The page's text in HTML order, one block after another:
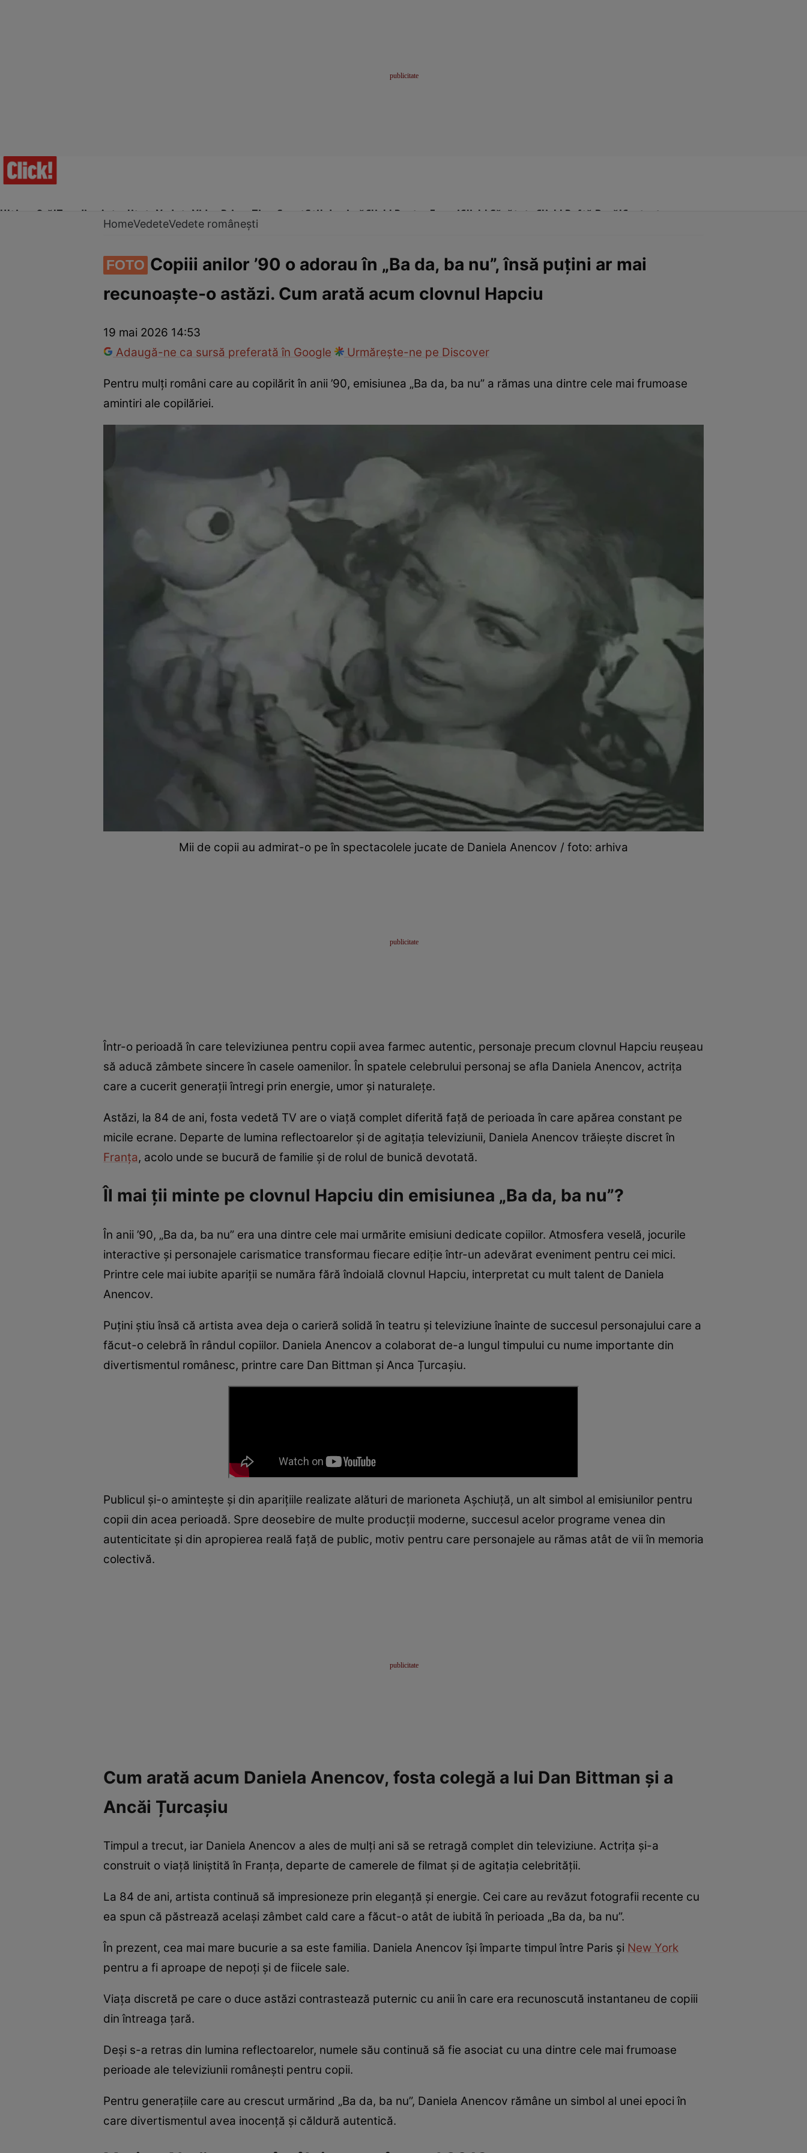
Ultima Oră!Trending Actualitate Vedete Video Prime Time SportStil de viațăClick! Pentru FemeiClick! Sănătate Click! Poftă Bună!Contact
Vedete internaționale Vedete româneștiInterviurile Click!Paparazzii Click!
HomeVedeteVedete românești
FOTO Copiii anilor ’90 o adorau în „Ba da, ba nu”, însă puțini ar mai
recunoaște-o astăzi. Cum arată acum clovnul Hapciu
19 mai 2026 14:53
Adaugă-ne ca sursă preferată în Google
Urmărește-ne pe Discover
Pentru mulți români care au copilărit în anii ’90, emisiunea „Ba da, ba nu” a rămas una dintre cele mai frumoase
amintiri ale copilăriei.
Mii de copii au admirat-o pe în spectacolele jucate de Daniela Anencov / foto: arhiva
Într-o perioadă în care televiziunea pentru copii avea farmec autentic, personaje precum clovnul Hapciu reușeau
să aducă zâmbete sincere în casele oamenilor. În spatele celebrului personaj se afla Daniela Anencov, actrița
care a cucerit generații întregi prin energie, umor și naturalețe.
Astăzi, la 84 de ani, fosta vedetă TV are o viață complet diferită față de perioada în care apărea constant pe
micile ecrane. Departe de lumina reflectoarelor și de agitația televiziunii, Daniela Anencov trăiește discret în
Franța, acolo unde se bucură de familie și de rolul de bunică devotată.
Îl mai ții minte pe clovnul Hapciu din emisiunea „Ba da, ba nu”?
În anii ’90, „Ba da, ba nu” era una dintre cele mai urmărite emisiuni dedicate copiilor. Atmosfera veselă, jocurile
interactive și personajele carismatice transformau fiecare ediție într-un adevărat eveniment pentru cei mici.
Printre cele mai iubite apariții se număra fără îndoială clovnul Hapciu, interpretat cu mult talent de Daniela
Anencov.
Puțini știu însă că artista avea deja o carieră solidă în teatru și televiziune înainte de succesul personajului care a
făcut-o celebră în rândul copiilor. Daniela Anencov a colaborat de-a lungul timpului cu nume importante din
divertismentul românesc, printre care Dan Bittman și Anca Țurcașiu.
Publicul și-o amintește și din aparițiile realizate alături de marioneta Așchiuță, un alt simbol al emisiunilor pentru
copii din acea perioadă. Spre deosebire de multe producții moderne, succesul acelor programe venea din
autenticitate și din apropierea reală față de public, motiv pentru care personajele au rămas atât de vii în memoria
colectivă.
Cum arată acum Daniela Anencov, fosta colegă a lui Dan Bittman și a
Ancăi Țurcașiu
Timpul a trecut, iar Daniela Anencov a ales de mulți ani să se retragă complet din televiziune. Actrița și-a
construit o viață liniștită în Franța, departe de camerele de filmat și de agitația celebrității.
La 84 de ani, artista continuă să impresioneze prin eleganță și energie. Cei care au revăzut fotografii recente cu
ea spun că păstrează același zâmbet cald care a făcut-o atât de iubită în perioada „Ba da, ba nu”.
În prezent, cea mai mare bucurie a sa este familia. Daniela Anencov își împarte timpul între Paris și New York
pentru a fi aproape de nepoți și de fiicele sale.
Viața discretă pe care o duce astăzi contrastează puternic cu anii în care era recunoscută instantaneu de copiii
din întreaga țară.
Deși s-a retras din lumina reflectoarelor, numele său continuă să fie asociat cu una dintre cele mai frumoase
perioade ale televiziunii românești pentru copii.
Pentru generațiile care au crescut urmărind „Ba da, ba nu”, Daniela Anencov rămâne un simbol al unei epoci în
care divertismentul avea inocență și căldură autentică.